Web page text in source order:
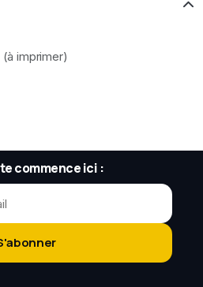
imprimer)
commence ici :